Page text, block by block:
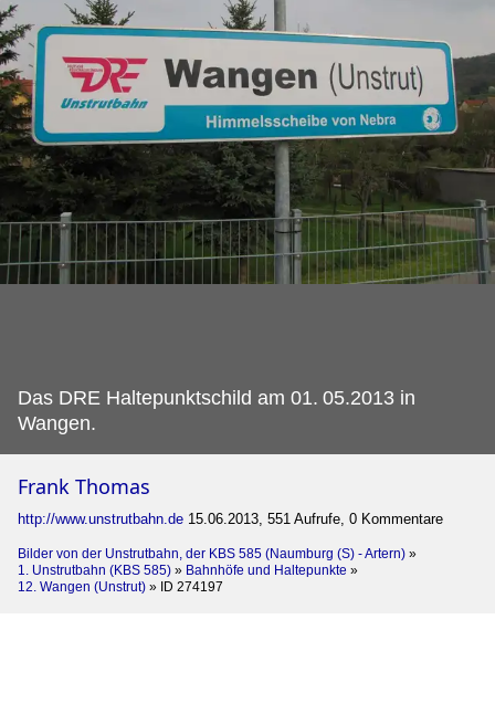
Das DRE Haltepunktschild am 01. 05.2013 in
Wangen.
Frank Thomas
http://www.unstrutbahn.de 15.06.2013, 551 Aufrufe, 0 Kommentare
Bilder von der Unstrutbahn, der KBS 585 (Naumburg (S) - Artern) »
1. Unstrutbahn (KBS 585) » Bahnhöfe und Haltepunkte »
12. Wangen (Unstrut) » ID 274197